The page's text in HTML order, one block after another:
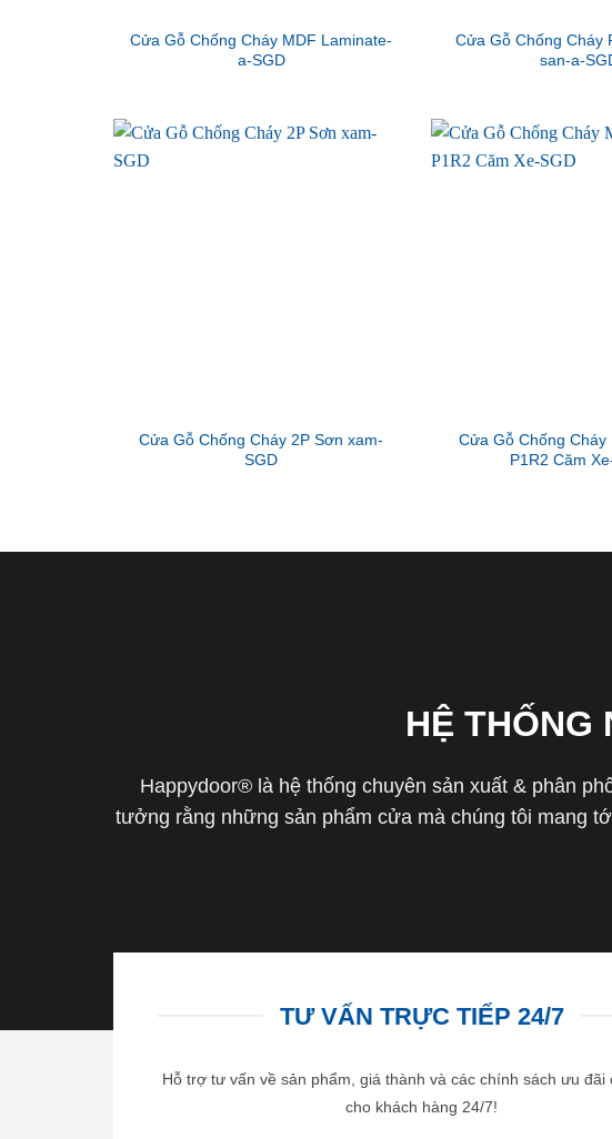
Cửa Gỗ Chống Cháy MDF Laminate-
a-SGD
Cửa Gỗ Chống Cháy
san-a-
Cửa Gỗ Chống Cháy 2P Sơn xam-
SGD
Cửa Gỗ Chống Cháy
P1R2 Căm
HỆ THỐNG
Happydoor® là hệ thống chuyên sản xuất & phân
tưởng rằng những sản phẩm cửa mà chúng tôi mang
TƯ VẤN TRỰC TIẾP 24/7
Hỗ trợ tư vấn về sản phẩm, giá thành và các chính sách ưu đãi
cho khách hàng 24/7!